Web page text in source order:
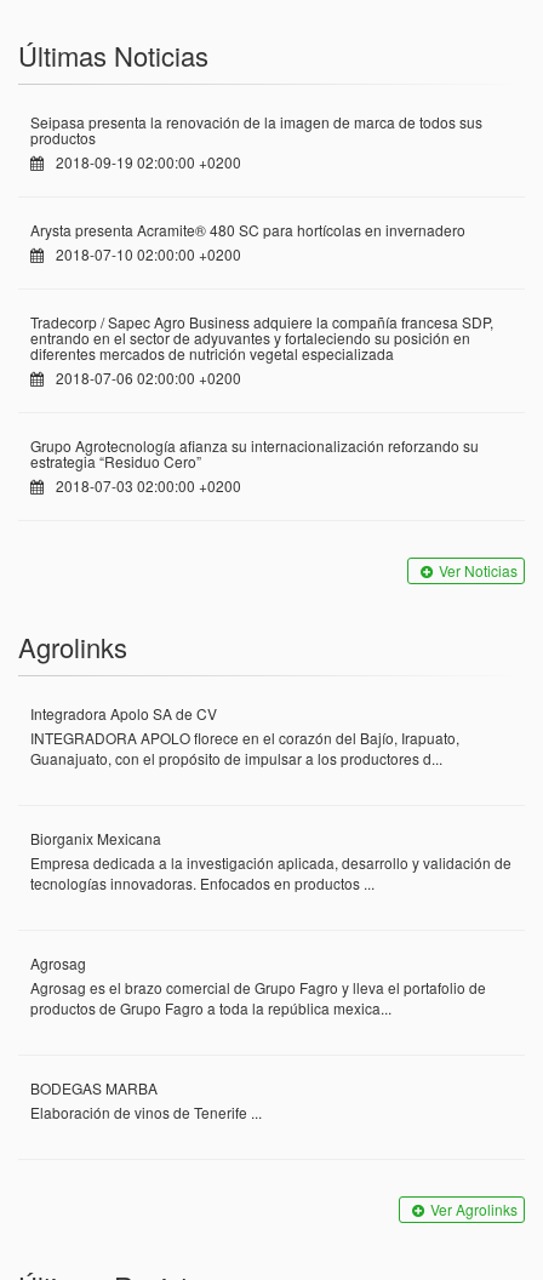
Últimas Noticias
Seipasa presenta la renovación de la imagen de marca de todos sus
productos
2018-09-19 02:00:00 +0200
Arysta presenta Acramite® 480 SC para hortícolas en invernadero
2018-07-10 02:00:00 +0200
Tradecorp / Sapec Agro Business adquiere la compañía francesa SDP,
entrando en el sector de adyuvantes y fortaleciendo su posición en
diferentes mercados de nutrición vegetal especializada
2018-07-06 02:00:00 +0200
Grupo Agrotecnología afianza su internacionalización reforzando su
estrategia “Residuo Cero”
2018-07-03 02:00:00 +0200
Ver Noticias
Agrolinks
Integradora Apolo SA de CV
INTEGRADORA APOLO florece en el corazón del Bajío, Irapuato,
Guanajuato, con el propósito de impulsar a los productores d...
Biorganix Mexicana
Empresa dedicada a la investigación aplicada, desarrollo y validación de
tecnologías innovadoras. Enfocados en productos ...
Agrosag
Agrosag es el brazo comercial de Grupo Fagro y lleva el portafolio de
productos de Grupo Fagro a toda la república mexica...
BODEGAS MARBA
Elaboración de vinos de Tenerife ...
Ver Agrolinks